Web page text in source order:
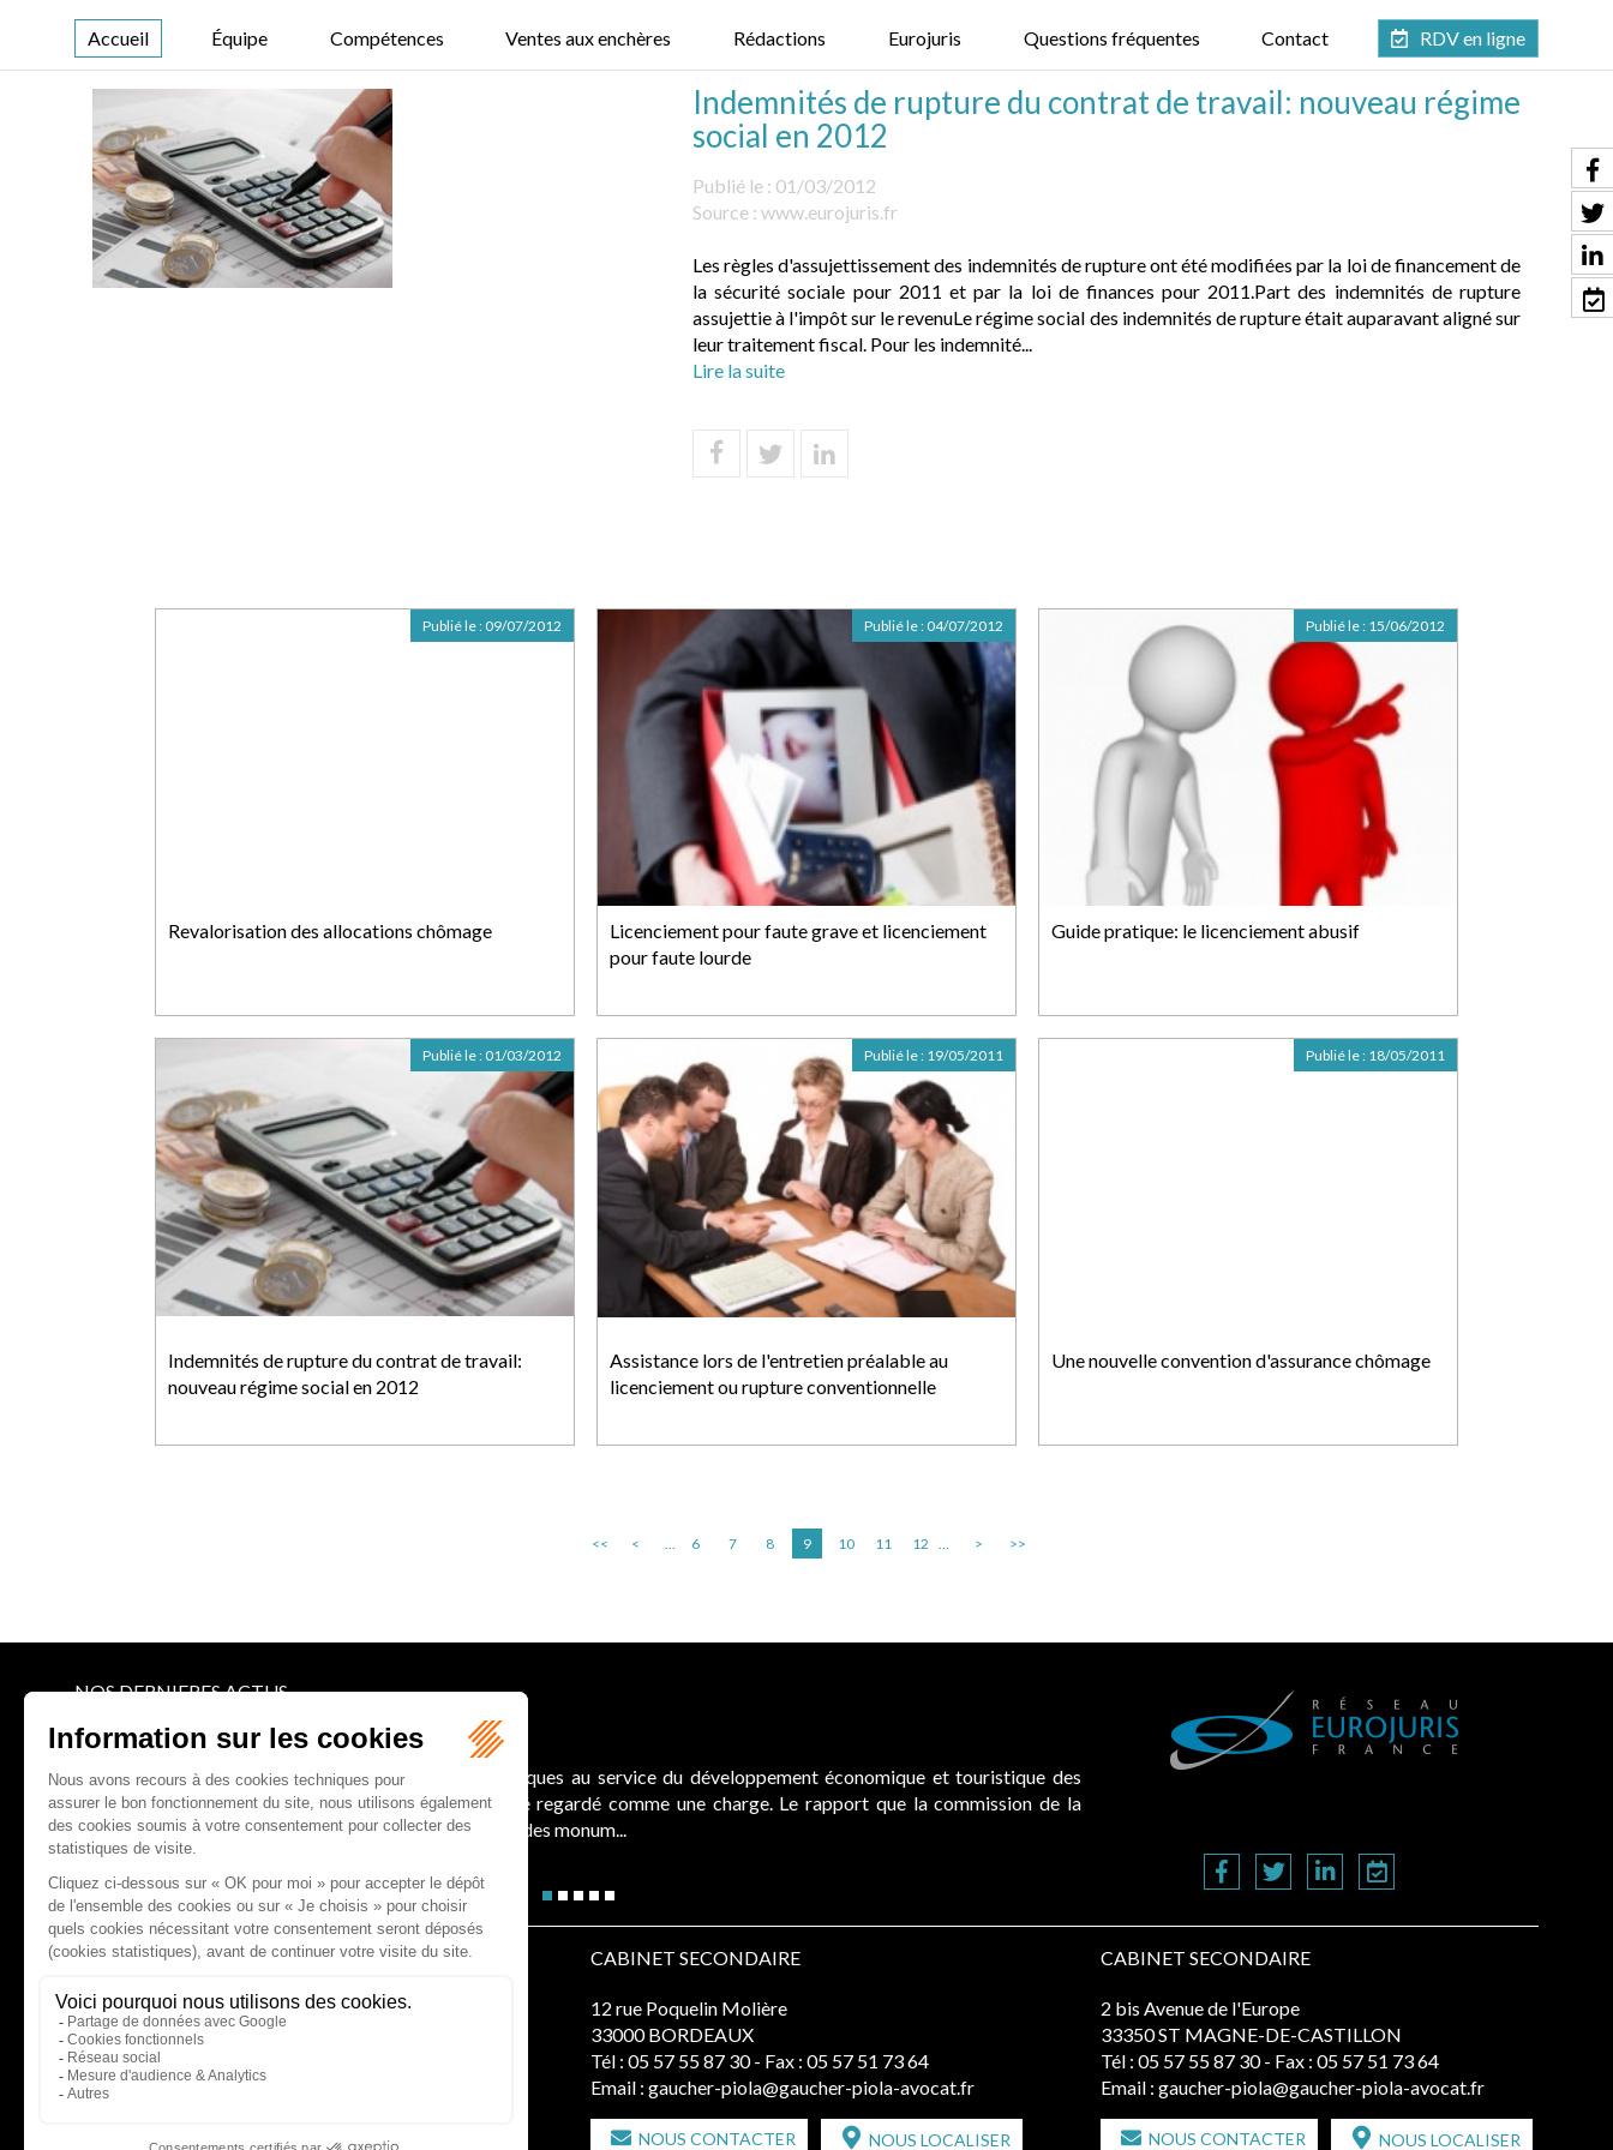
Accueil Équipe Compétences Ventes aux enchères Rédactions Eurojuris Questions fréquentes Contact RDV en ligne
Indemnités de rupture du contrat de travail: nouveau régime
social en 2012
Publié le : 01/03/2012
Source : www.eurojuris.fr
Les règles d'assujettissement des indemnités de rupture ont été modifiées par la loi de financement de
la sécurité sociale pour 2011 et par la loi de finances pour 2011.Part des indemnités de rupture
assujettie à l'impôt sur le revenuLe régime social des indemnités de rupture était auparavant aligné sur
leur traitement fiscal. Pour les indemnité...
Lire la suite
Revalorisation des allocations chômage
Publié le : 09/07/2012
Licenciement pour faute grave et licenciement
pour faute lourde
Publié le : 04/07/2012
Guide pratique: le licenciement abusif
Publié le : 15/06/2012
Indemnités de rupture du contrat de travail:
nouveau régime social en 2012
Publié le : 01/03/2012
Assistance lors de l'entretien préalable au
licenciement ou rupture conventionnelle
Publié le : 19/05/2011
Une nouvelle convention d'assurance chômage
Publié le : 18/05/2011
<< < ... 6 7 8 9 10 11 12 ... > >>
NOS DERNIERES ACTUS
Le joug léger des monuments historiques
Pour une gestion patrimoniale des monuments historiques au service du développement économique et touristique des
collectivités Le monument historique a longtemps été regardé comme une charge. Le rapport que la commission de la
culture du Sénat a consacré, en juillet 2026, à la gestion des monum...
CABINET D'AVOCATS GAUCHER-PIOLA
20 avenue Galliéni - 33500 LIBOURNE
Tél :05 57 55 87 30 - Fax : 05 57 51 73 64
Email :gaucher-piola@gaucher-piola-avocat.fr
NOUS CONTACTER NOUS LOCALISER
CABINET SECONDAIRE
12 rue Poquelin Molière
33000 BORDEAUX
Tél : 05 57 55 87 30 - Fax : 05 57 51 73 64
Email : gaucher-piola@gaucher-piola-avocat.fr
NOUS CONTACTER NOUS LOCALISER
CABINET SECONDAIRE
2 bis Avenue de l'Europe
33350 ST MAGNE-DE-CASTILLON
Tél : 05 57 55 87 30 - Fax : 05 57 51 73 64
Email : gaucher-piola@gaucher-piola-avocat.fr
NOUS CONTACTER NOUS LOCALISER